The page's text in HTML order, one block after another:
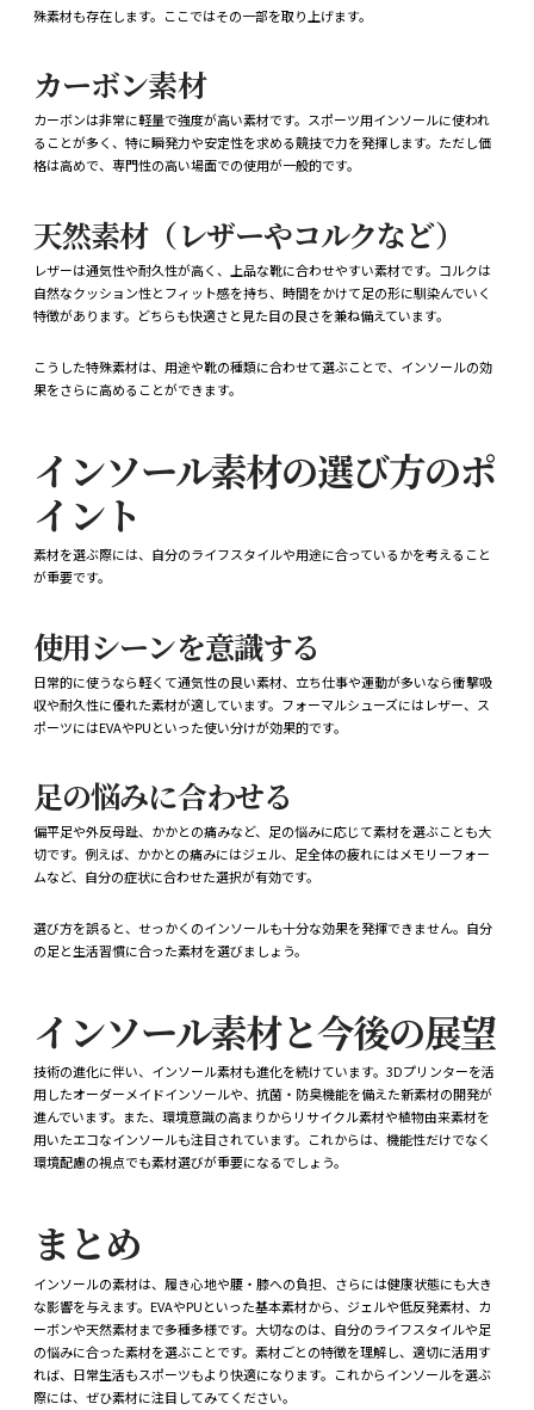
殊素材も存在します。ここではその一部を取り上げます。
カーボン素材
カーボンは非常に軽量で強度が高い素材です。スポーツ用インソールに使われ
ることが多く、特に瞬発力や安定性を求める競技で力を発揮します。ただし価
格は高めで、専門性の高い場面での使用が一般的です。
天然素材（レザーやコルクなど）
レザーは通気性や耐久性が高く、上品な靴に合わせやすい素材です。コルクは
自然なクッション性とフィット感を持ち、時間をかけて足の形に馴染んでいく
特徴があります。どちらも快適さと見た目の良さを兼ね備えています。
こうした特殊素材は、用途や靴の種類に合わせて選ぶことで、インソールの効
果をさらに高めることができます。
インソール素材の選び方のポ
イント
素材を選ぶ際には、自分のライフスタイルや用途に合っているかを考えること
が重要です。
使用シーンを意識する
日常的に使うなら軽くて通気性の良い素材、立ち仕事や運動が多いなら衝撃吸
収や耐久性に優れた素材が適しています。フォーマルシューズにはレザー、ス
ポーツにはEVAやPUといった使い分けが効果的です。
足の悩みに合わせる
偏平足や外反母趾、かかとの痛みなど、足の悩みに応じて素材を選ぶことも大
切です。例えば、かかとの痛みにはジェル、足全体の疲れにはメモリーフォー
ムなど、自分の症状に合わせた選択が有効です。
選び方を誤ると、せっかくのインソールも十分な効果を発揮できません。自分
の足と生活習慣に合った素材を選びましょう。
インソール素材と今後の展望
技術の進化に伴い、インソール素材も進化を続けています。3Dプリンターを活
用したオーダーメイドインソールや、抗菌・防臭機能を備えた新素材の開発が
進んでいます。また、環境意識の高まりからリサイクル素材や植物由来素材を
用いたエコなインソールも注目されています。これからは、機能性だけでなく
環境配慮の視点でも素材選びが重要になるでしょう。
まとめ
インソールの素材は、履き心地や腰・膝への負担、さらには健康状態にも大き
な影響を与えます。EVAやPUといった基本素材から、ジェルや低反発素材、カ
ーボンや天然素材まで多種多様です。大切なのは、自分のライフスタイルや足
の悩みに合った素材を選ぶことです。素材ごとの特徴を理解し、適切に活用す
れば、日常生活もスポーツもより快適になります。これからインソールを選ぶ
際には、ぜひ素材に注目してみてください。